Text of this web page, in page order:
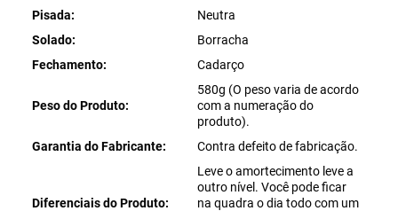
Pisada
Neutra
Solado
Borracha
Fechamento
Cadarço
Peso do Produto
580g (O peso varia de acordo
com a numeração do
produto).
Garantia do Fabricante
Contra defeito de fabricação.
Diferenciais do Produto
Leve o amortecimento leve a
outro nível. Você pode ficar
na quadra o dia todo com um